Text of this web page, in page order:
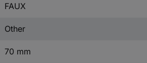
FAUX
Other
70 mm